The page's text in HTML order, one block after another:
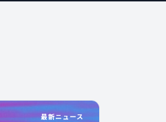
最新ニュース